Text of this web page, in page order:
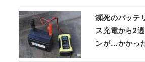
瀕死のバッテ
ス充電から2
ンが…かかっ